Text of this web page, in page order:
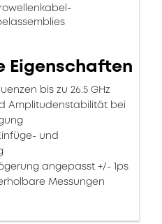
Eigenschaften
bis zu 26.5 GHz
Amplitudenstabilität bei
und
angepasst +/- 1ps
Messungen